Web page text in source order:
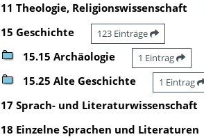
11 Theologie, Religionswissenschaft
15 Geschichte 123 Einträge
15.15 Archäologie 1 Eintrag
15.25 Alte Geschichte 1 Eintrag
17 Sprach- und Literaturwissenschaft
18 Einzelne Sprachen und Literaturen